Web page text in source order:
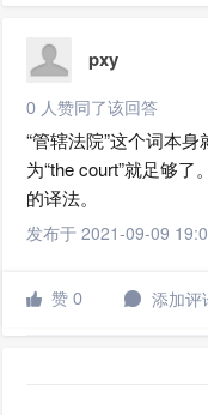
pxy
0 人赞同了该回答
“管辖法院”这个词本
为“the court”就足够了
的译法。
发布于 2021-09-09
 赞 0  添加评